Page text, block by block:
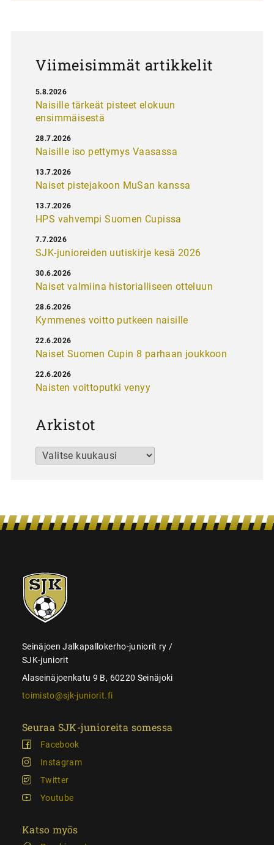
Viimeisimmät artikkelit
Naisille tärkeät pisteet elokuun
ensimmäisestä
5.8.2026
Naisille iso pettymys Vaasassa
28.7.2026
Naiset pistejakoon MuSan kanssa
13.7.2026
HPS vahvempi Suomen Cupissa
13.7.2026
SJK-junioreiden uutiskirje kesä 2026
7.7.2026
Naiset valmiina historialliseen otteluun
30.6.2026
Kymmenes voitto putkeen naisille
28.6.2026
Naiset Suomen Cupin 8 parhaan joukkoon
22.6.2026
Naisten voittoputki venyy
22.6.2026
Arkistot
Arkistot
SJK-
juniorit
Seinäjoen Jalkapallokerho-juniorit ry /
SJK-juniorit
Alaseinäjoenkatu 9 B, 60220 Seinäjoki
toimisto@sjk-juniorit.fi
Seuraa SJK-junioreita somessa
Facebook
Instagram
Twitter
Youtube
Katso myös